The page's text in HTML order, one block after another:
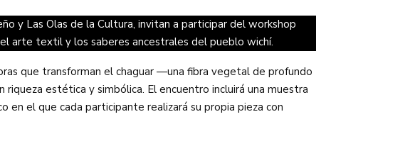
y Las Olas de la Cultura, invitan a participar del workshop
arte textil y los saberes ancestrales del pueblo wichí.
que transforman el chaguar —una fibra vegetal de profundo
estética y simbólica. El encuentro incluirá una muestra
en el que cada participante realizará su propia pieza con